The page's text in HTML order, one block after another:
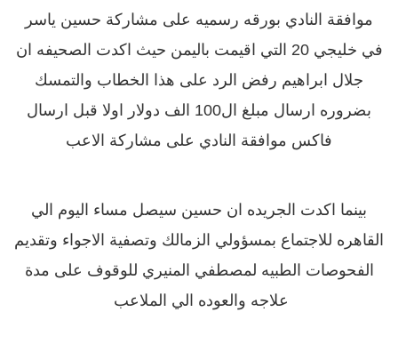
موافقة النادي بورقه رسميه على مشاركة حسين ياسر
في خليجي 20 التي اقيمت باليمن حيث اكدت الصحيفه ان
جلال ابراهيم رفض الرد على هذا الخطاب والتمسك
بضروره ارسال مبلغ ال100 الف دولار اولا قبل ارسال
فاكس موافقة النادي على مشاركة الاعب
بينما اكدت الجريده ان حسين سيصل مساء اليوم الي
القاهره للاجتماع بمسؤولي الزمالك وتصفية الاجواء وتقديم
الفحوصات الطبيه لمصطفي المنيري للوقوف على مدة
علاجه والعوده الي الملاعب